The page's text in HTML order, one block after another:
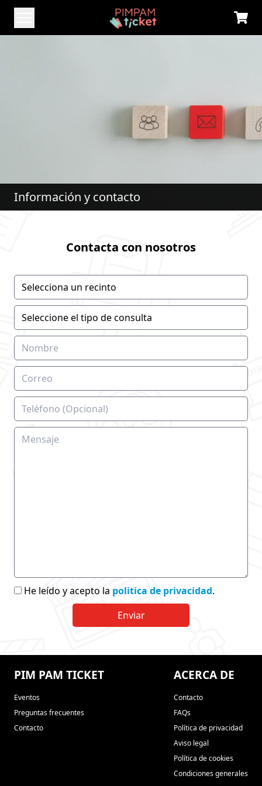
Información y contacto
Contacta con nosotros
He leído y acepto la politica de privacidad.
PIM PAM TICKET
Eventos
Preguntas frecuentes
Contacto
ACERCA DE
Contacto
FAQs
Política de privacidad
Aviso legal
Política de cookies
Condiciones generales